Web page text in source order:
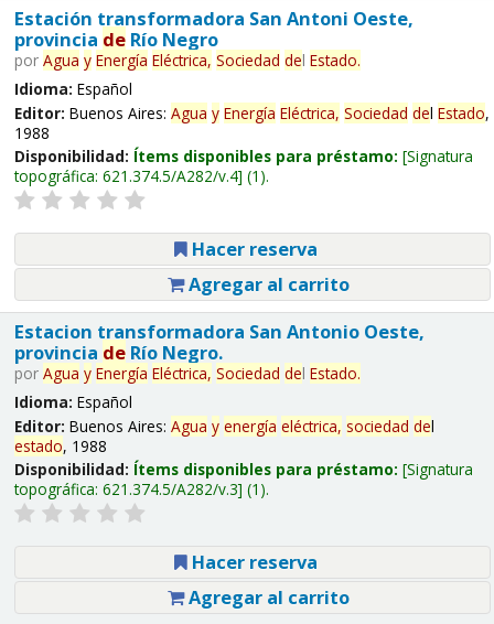
Estación transformadora San Antoni Oeste,
provincia deRío Negro
por Agua y Energía Eléctrica, Sociedad del Estado.
Idioma: Español
Editor: Buenos Aires: Agua y Energía Eléctrica, Sociedad del Estado,
1988
Disponibilidad: Ítems disponibles para préstamo: Signatura
topográfica: 621.374.5/A282/v.4 (1).
Hacer reserva
Agregar al carrito
Estacion transformadora San Antonio Oeste,
provincia deRío Negro.
por Agua y Energía Eléctrica, Sociedad del Estado.
Idioma: Español
Editor: Buenos Aires: Agua y energía eléctrica, sociedad del
estado, 1988
Disponibilidad: Ítems disponibles para préstamo: Signatura
topográfica: 621.374.5/A282/v.3 (1).
Hacer reserva
Agregar al carrito